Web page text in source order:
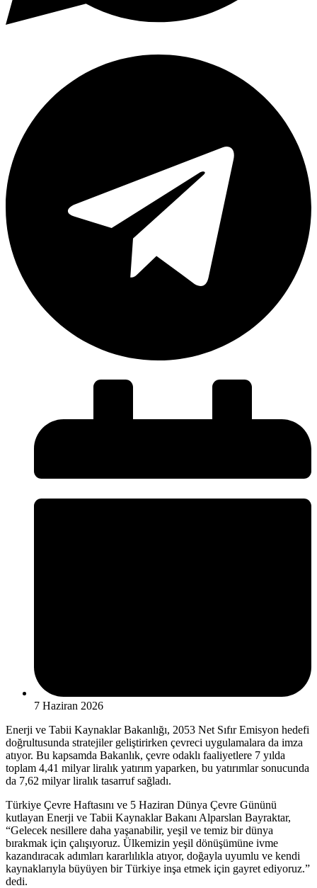
7 Haziran 2026
Enerji ve Tabii Kaynaklar Bakanlığı, 2053 Net Sıfır Emisyon hedefi
doğrultusunda stratejiler geliştirirken çevreci uygulamalara da imza
atıyor. Bu kapsamda Bakanlık, çevre odaklı faaliyetlere 7 yılda
toplam 4,41 milyar liralık yatırım yaparken, bu yatırımlar sonucunda
da 7,62 milyar liralık tasarruf sağladı.
Türkiye Çevre Haftasını ve 5 Haziran Dünya Çevre Gününü
kutlayan Enerji ve Tabii Kaynaklar Bakanı Alparslan Bayraktar,
“Gelecek nesillere daha yaşanabilir, yeşil ve temiz bir dünya
bırakmak için çalışıyoruz. Ülkemizin yeşil dönüşümüne ivme
kazandıracak adımları kararlılıkla atıyor, doğayla uyumlu ve kendi
kaynaklarıyla büyüyen bir Türkiye inşa etmek için gayret ediyoruz.”
dedi.